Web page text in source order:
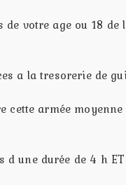
votre age ou 18 de
a la tresorerie de
armée moyenne
une durée de 4 h